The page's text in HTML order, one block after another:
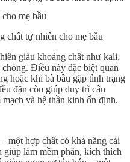
mẹ bầu
chất tự nhiên cho mẹ bầu
giàu khoáng chất như kali,
Điều này đặc biệt quan
hoặc khi bà bầu gặp tình trạng
đặn còn giúp duy trì cân
và hệ thần kinh ổn định.
một hợp chất có khả năng cải
làm mềm phân, kích thích